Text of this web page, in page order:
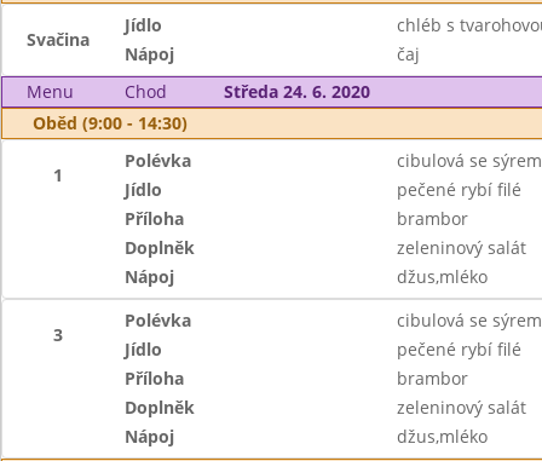
Svačina
Jídlo
chléb s
Nápoj
čaj
Menu
Chod
Středa 24. 6. 2020
Oběd (9:00 - 14:30)
1
Polévka
cibulová se sýrem
Jídlo
pečené rybí filé
Příloha
brambor
Doplněk
zeleninový salát
Nápoj
džus,mléko
3
Polévka
cibulová se sýrem
Jídlo
pečené rybí filé
Příloha
brambor
Doplněk
zeleninový salát
Nápoj
džus,mléko